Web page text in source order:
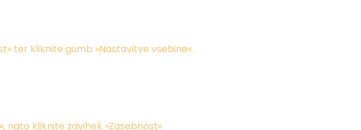
ter kliknite gumb »Nastavitve vsebine«.
nato kliknite zavihek »Zasebnost«.